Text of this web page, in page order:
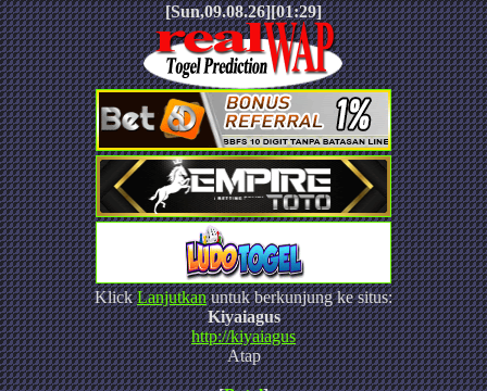
[Sun,09.08.26][01:29]
KlickLanjutkanuntuk berkunjung ke situs:
Kiyaiagus
http://kiyaiagus
Atap